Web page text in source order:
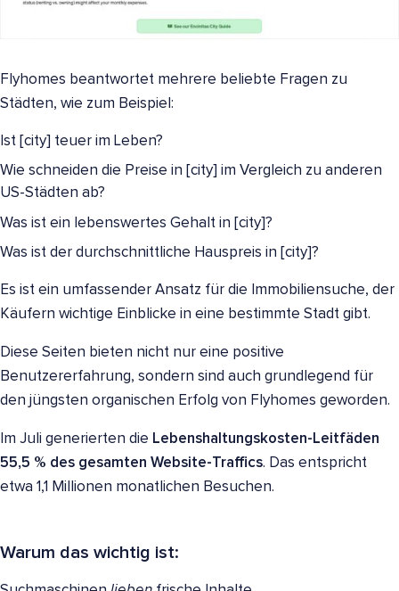
Flyhomes beantwortet mehrere beliebte Fragen zu
Städten, wie zum Beispiel:
Ist [city] teuer im Leben?
Wie schneiden die Preise in [city] im Vergleich zu anderen
US-Städten ab?
Was ist ein lebenswertes Gehalt in [city]?
Was ist der durchschnittliche Hauspreis in [city]?
Es ist ein umfassender Ansatz für die Immobiliensuche, der
Käufern wichtige Einblicke in eine bestimmte Stadt gibt.
Diese Seiten bieten nicht nur eine positive
Benutzererfahrung, sondern sind auch grundlegend für
den jüngsten organischen Erfolg von Flyhomes geworden.
Im Juli generierten die Lebenshaltungskosten-Leitfäden
55,5 % des gesamten Website-Traffics. Das entspricht
etwa 1,1 Millionen monatlichen Besuchen.
Warum das wichtig ist: